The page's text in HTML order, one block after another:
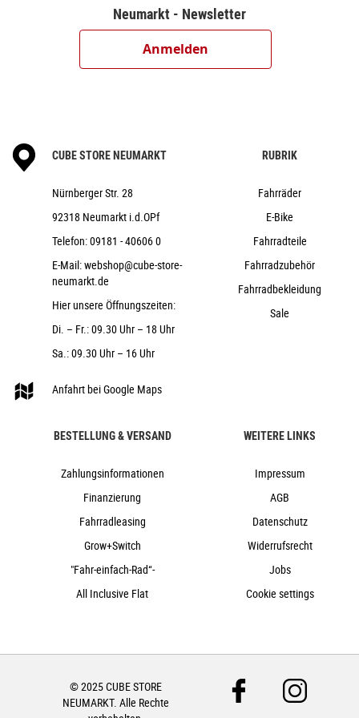
Shimano FH-TX505, QR, Centerlock
CUBE EX23, 36H, Disc
Schwalbe Big Ben, Active, K-Guard, 55-622
56mm), Bottom Zero-Stack 1 1/2" (ZS 56mm)
Natural Fit Sequence Comfort
CUBE Shiny 50 Lux, 12V, DC
ACID Mudguard Rear Light PRO-E, 12V, DC
ACID FM Pure Kickstand
ACID 65 BB-Mount
ACID Semi-Integrated Carrier, ACID RILink
Adapter Compatible
Cube
Cube
e-Bike, Trekking, Trekkingbike
ja
2024
Trapez
Scheibenbremsen hydraulisch
Kettenschaltung
ja
Neumarkt - Newsletter
Anmelden
CUBE STORE NEUMARKT
Nürnberger Str. 28
92318 Neumarkt i.d.OPf
Telefon:09181 - 40606 0
E-Mail:webshop@cube-store-
neumarkt.de
Hier unsere Öffnungszeiten:
Di. – Fr.: 09.30 Uhr – 18 Uhr
Sa.: 09.30 Uhr – 16 Uhr
Anfahrt bei Google Maps
RUBRIK
Fahrräder
E-Bike
Fahrradteile
Fahrradzubehör
Fahrradbekleidung
Sale
BESTELLUNG & VERSAND
Zahlungsinformationen
Finanzierung
Fahrradleasing
Grow+Switch
"Fahr-einfach-Rad“-
All Inclusive Flat
WEITERE LINKS
Impressum
AGB
Datenschutz
Widerrufsrecht
Jobs
Cookie settings
© 2025 CUBE STORE
NEUMARKT. Alle Rechte